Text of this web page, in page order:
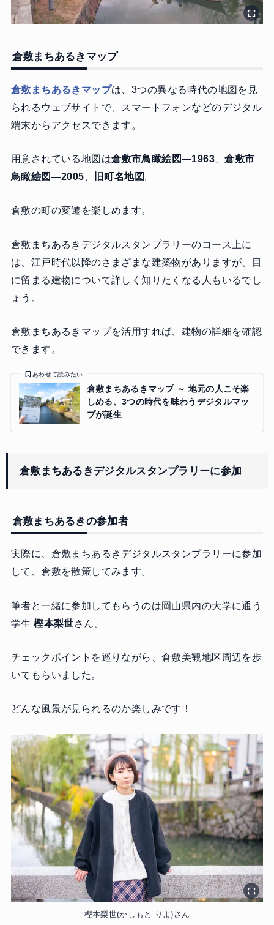
倉敷まちあるきマップ
倉敷まちあるきマップは、3つの異なる時代の地図を見
られるウェブサイトで、スマートフォンなどのデジタル
端末からアクセスできます。
用意されている地図は倉敷市鳥瞰絵図―1963、倉敷市
鳥瞰絵図―2005
旧町名地図 。
倉敷の町の変遷を楽しめます。
倉敷まちあるきデジタルスタンプラリーのコース上に
は、江戸時代以降のさまざまな建築物がありますが、目
に留まる建物について詳しく知りたくなる人もいるでし
ょう。
倉敷まちあるきマップを活用すれば、建物の詳細を確認
できます。
倉敷まちあるきマップ ～ 地元の人こそ楽
しめる、3つの時代を味わうデジタルマッ
プが誕生
あわせて読みたい
倉敷まちあるきデジタルスタンプラリーに参加
倉敷まちあるきの参加者
実際に、倉敷まちあるきデジタルスタンプラリーに参加
して、倉敷を散策してみます。
筆者と一緒に参加してもらうのは岡山県内の大学に通う
学生樫本梨世さん。
チェックポイントを巡りながら、倉敷美観地区周辺を歩
いてもらいました。
どんな風景が見られるのか楽しみです！
樫本梨世(かしもと りよ)さん